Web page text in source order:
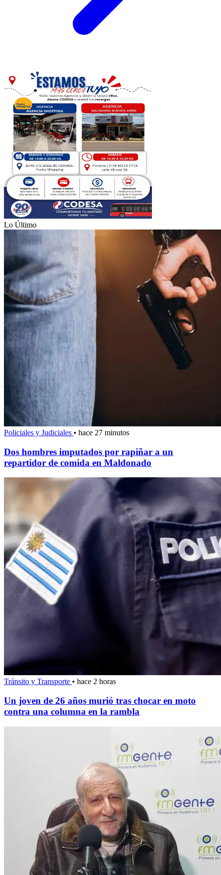
Lo Último
Policiales y Judiciales • hace 27 minutos
Dos hombres imputados por rapiñar a un
repartidor de comida en Maldonado
Tránsito y Transporte • hace 2 horas
Un joven de 26 años murió tras chocar en moto
contra una columna en la rambla